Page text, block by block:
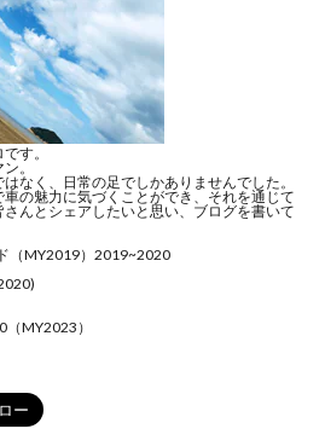
す。
。
なく、日常の足でしかありませんでした。
の魅力に気づくことができ、それを通じて
んとシェアしたいと思い、ブログを書いて
（MY2019）2019~2020
MY2023）